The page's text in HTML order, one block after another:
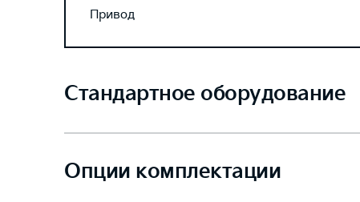
Привод
Стандартное оборудование
Опции комплектации